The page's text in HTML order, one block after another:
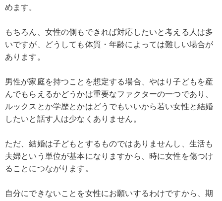
めます。
もちろん、女性の側もできれば対応したいと考える人は多
いですが、どうしても体質・年齢によっては難しい場合が
あります。
男性が家庭を持つことを想定する場合、やはり子どもを産
んでもらえるかどうかは重要なファクターの一つであり、
ルックスとか学歴とかはどうでもいいから若い女性と結婚
したいと話す人は少なくありません。
ただ、結婚は子どもとするものではありませんし、生活も
夫婦という単位が基本になりますから、時に女性を傷つけ
ることにつながります。
自分にできないことを女性にお願いするわけですから、期